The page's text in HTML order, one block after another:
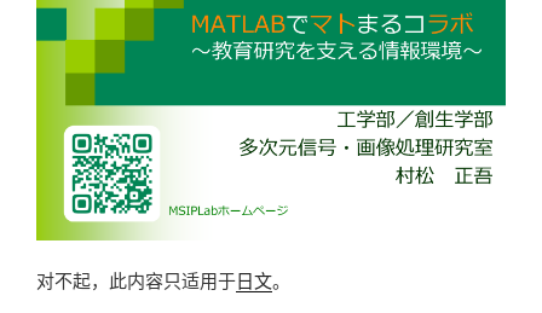
对不起，此内容只适用于日文。